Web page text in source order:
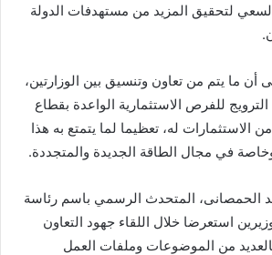
لتحقيق المزيد من مستهدفات الدولة
أن ما يتم من تعاون وتنسيق بين الوزارتين،
للفرص الاستثمارية الواعدة بقطاع
الاستثمارات له، تعظيما لما يتمتع به هذا
في مجال الطاقة الجديدة والمتجددة.
الحمصانى، المتحدث الرسمي باسم رئاسة
استعرضا خلال اللقاء جهود التعاون
من الموضوعات وملفات العمل